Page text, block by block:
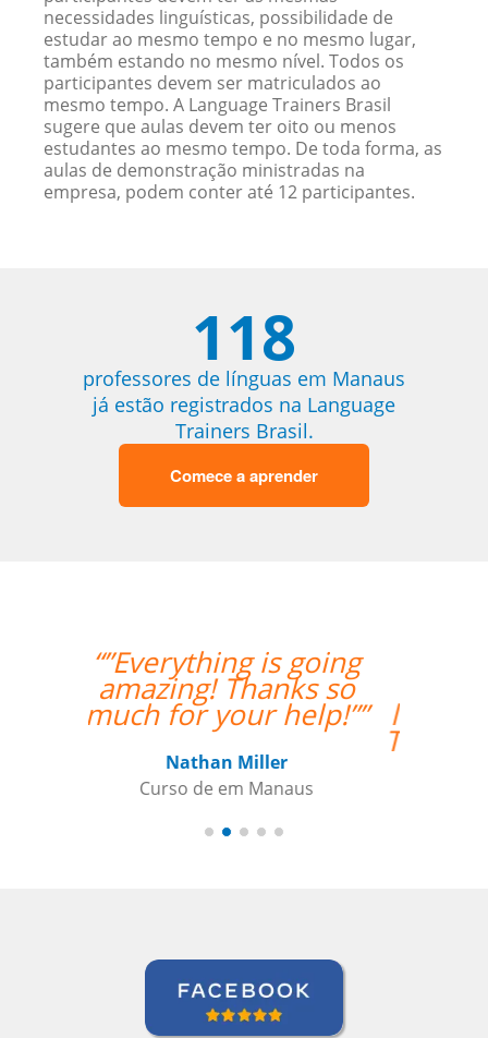
necessidades linguísticas, possibilidade de
estudar ao mesmo tempo e no mesmo lugar,
também estando no mesmo nível. Todos os
participantes devem ser matriculados ao
mesmo tempo. A Language Trainers Brasil
sugere que aulas devem ter oito ou menos
estudantes ao mesmo tempo. De toda forma, as
aulas de demonstração ministradas na
empresa, podem conter até 12 participantes.
118
professores de línguas em Manaus
já estão registrados na Language
Trainers Brasil.
Comece a aprender
“”I took 40 hours of
Brazilian Portuguese
lessons with Language
Trainers in Manaus. My
teacher was a delight
and gave me lots of
constructive feedback.
Recommended. ””